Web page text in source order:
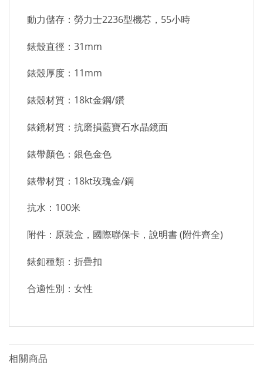
動力儲存：勞力士2236型機芯，55小時
錶殼直徑：31mm
錶殼厚度：11mm
錶殼材質：18kt金鋼/鑽
錶鏡材質：抗磨損藍寶石水晶鏡面
錶帶顏色：銀色金色
錶帶材質：18kt玫瑰金/鋼
抗水：100米
附件：原裝盒，國際聯保卡，說明書 (附件齊全)
錶釦種類：折疊扣
合適性別：女性
相關商品